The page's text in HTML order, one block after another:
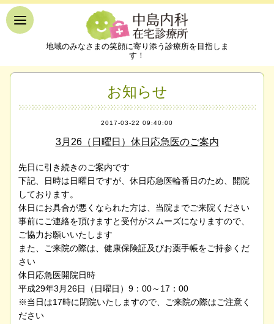
地域のみなさまの笑顔に寄り添う診療所を目指しま
す！
お知らせ
2017-03-22 09:40:00
3月26（日曜日）休日応急医のご案内
先日に引き続きのご案内です
下記、日時は日曜日ですが、休日応急医輪番日のため、開院
しております。
休日にお具合が悪くなられた方は、当院までご来院ください
事前にご連絡を頂けますと受付がスムーズになりますので、
ご協力お願いいたします
また、ご来院の際は、健康保険証及びお薬手帳をご持参くだ
さい
休日応急医開院日時
平成29年3月26日（日曜日）9：00～17：00
※当日は17時に閉院いたしますので、ご来院の際はご注意く
ださい